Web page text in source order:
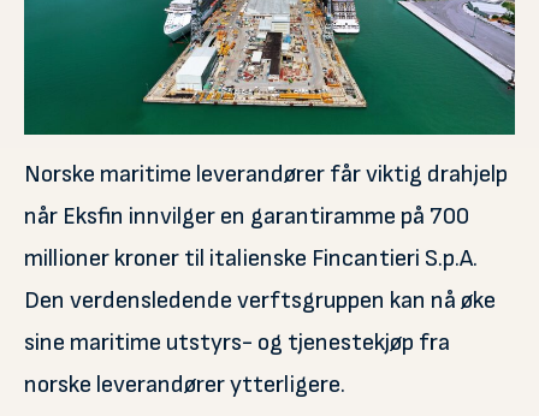
Norske maritime leverandører får viktig drahjelp
når Eksfin innvilger en garantiramme på 700
millioner kroner til italienske Fincantieri S.p.A.
Den verdensledende verftsgruppen kan nå øke
sine maritime utstyrs- og tjenestekjøp fra
norske leverandører ytterligere.